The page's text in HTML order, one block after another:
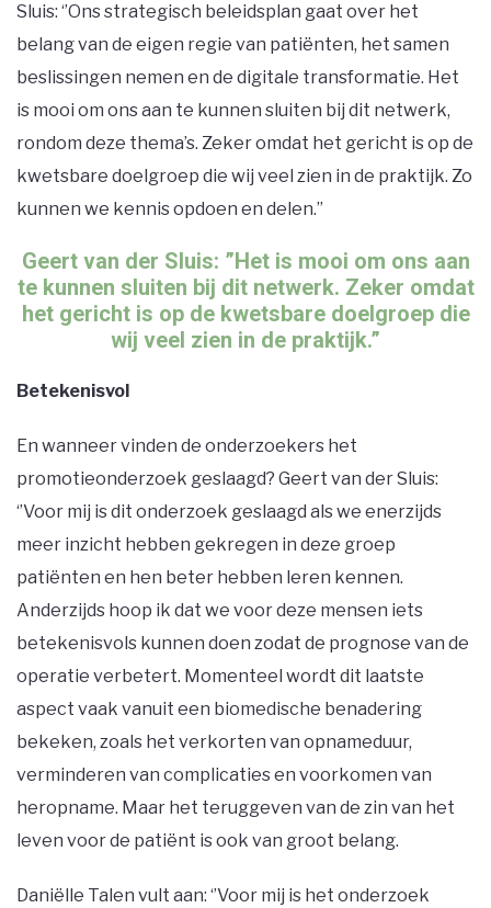
Sluis: ‘’Ons strategisch beleidsplan gaat over het
belang van de eigen regie van patiënten, het samen
beslissingen nemen en de digitale transformatie. Het
is mooi om ons aan te kunnen sluiten bij dit netwerk,
rondom deze thema’s. Zeker omdat het gericht is op de
kwetsbare doelgroep die wij veel zien in de praktijk. Zo
kunnen we kennis opdoen en delen.’’
Geert van der Sluis: ”Het is mooi om ons aan
te kunnen sluiten bij dit netwerk. Zeker omdat
het gericht is op de kwetsbare doelgroep die
wij veel zien in de praktijk.”
Betekenisvol
En wanneer vinden de onderzoekers het
promotieonderzoek geslaagd? Geert van der Sluis:
‘’Voor mij is dit onderzoek geslaagd als we enerzijds
meer inzicht hebben gekregen in deze groep
patiënten en hen beter hebben leren kennen.
Anderzijds hoop ik dat we voor deze mensen iets
betekenisvols kunnen doen zodat de prognose van de
operatie verbetert. Momenteel wordt dit laatste
aspect vaak vanuit een biomedische benadering
bekeken, zoals het verkorten van opnameduur,
verminderen van complicaties en voorkomen van
heropname. Maar het teruggeven van de zin van het
leven voor de patiënt is ook van groot belang.
Daniëlle Talen vult aan: ‘’Voor mij is het onderzoek